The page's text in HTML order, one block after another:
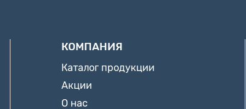
КОМПАНИЯ
Каталог продукции
Акции
О нас